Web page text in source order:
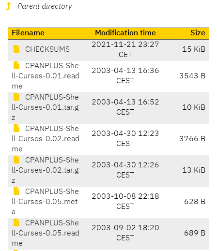
Parent directory
Filename Modification time Size
CHECKSUMS
2021-11-21 23:27
CET
15 KiB
CPANPLUS-She
ll-Curses-0.01.read
me
2003-04-13 16:36
CEST
3543 B
CPANPLUS-She
ll-Curses-0.01.tar.g
z
2003-04-13 16:52
CEST
10 KiB
CPANPLUS-She
ll-Curses-0.02.read
me
2003-04-30 12:23
CEST
3766 B
CPANPLUS-She
ll-Curses-0.02.tar.g
z
2003-04-30 12:26
CEST
13 KiB
CPANPLUS-She
ll-Curses-0.05.met
a
2003-10-08 22:18
CEST
628 B
CPANPLUS-She
ll-Curses-0.05.read
me
2003-09-02 18:20
CEST
689 B